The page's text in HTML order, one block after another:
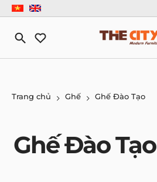
Trang chủ Ghế Ghế Đào Tạo
Ghế Đào Tạo